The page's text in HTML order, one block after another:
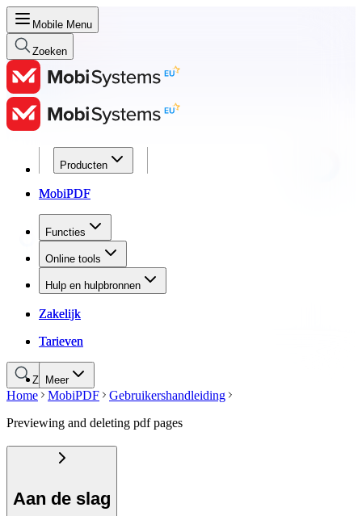
Mobile Menu
Zoeken
Producten
MobiPDF
Functies
Online tools
Hulp en hulpbronnen
Zakelijk
Tarieven
Meer
Producten
MobiPDF
Functies
Online tools
Hulp en hulpbronnen
Zakelijk
Tarieven
Zoeken
Home MobiPDF
Gebruikershandleiding
Previewing and deleting pdf pages
Aan de slag